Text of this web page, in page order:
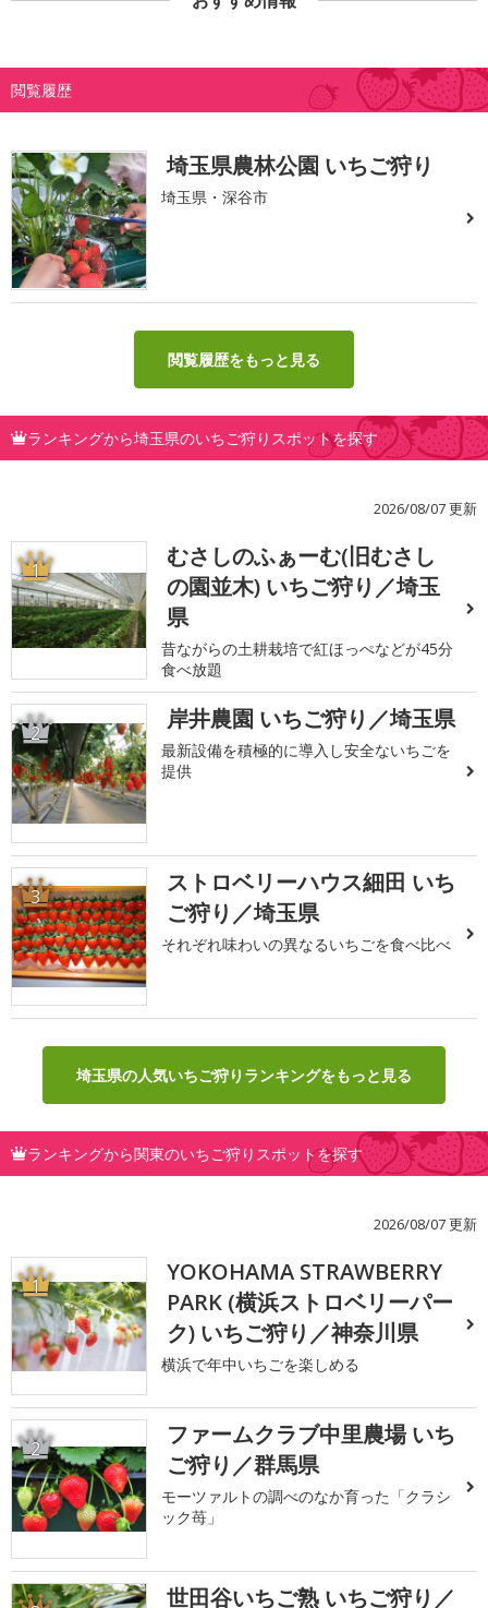
閲覧履歴
埼玉県農林公園 いちご狩り
埼玉県・深谷市
閲覧履歴をもっと見る
ランキングから埼玉県のいちご狩りスポットを探す
2026/08/07 更新
1
むさしのふぁーむ(旧むさし
の園並木) いちご狩り／埼玉
県
昔ながらの土耕栽培で紅ほっぺなどが45分
食べ放題
2 岸井農園 いちご狩り／埼玉県
最新設備を積極的に導入し安全ないちごを
提供
3
ストロベリーハウス細田 いち
ご狩り／埼玉県
それぞれ味わいの異なるいちごを食べ比べ
埼玉県の人気いちご狩りランキングをもっと見る
ランキングから関東のいちご狩りスポットを探す
2026/08/07 更新
1
YOKOHAMA STRAWBERRY
PARK (横浜ストロベリーパー
ク) いちご狩り／神奈川県
横浜で年中いちごを楽しめる
2
ファームクラブ中里農場 いち
ご狩り／群馬県
モーツァルトの調べのなか育った「クラシ
ック苺」
世田谷いちご熟 いちご狩り／